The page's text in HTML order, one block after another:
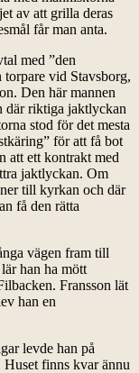
av att grilla deras
får man anta.
med ”den
vid Stavsborg,
Den här mannen
där riktiga jaktlyckan
stod för det mesta
för att få bot
att ett kontrakt med
jaktlyckan. Om
till kyrkan och där
få den rätta
vägen fram till
han ha mött
Fransson lät
han en
levde han på
Huset finns kvar ännu